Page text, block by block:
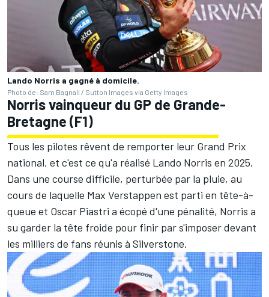
Lando Norris a gagné à domicile.
Photo de: Sam Bagnall / Sutton Images via Getty Images
Norris vainqueur du GP de Grande-
Bretagne (F1)
Tous les pilotes rêvent de remporter leur Grand Prix
national, et c'est ce qu'a réalisé Lando Norris en 2025.
Dans une course difficile, perturbée par la pluie, au
cours de laquelle Max Verstappen est parti en tête-à-
queue et Oscar Piastri a écopé d'une pénalité, Norris a
su garder la tête froide pour finir par s'imposer devant
les milliers de fans réunis à Silverstone.